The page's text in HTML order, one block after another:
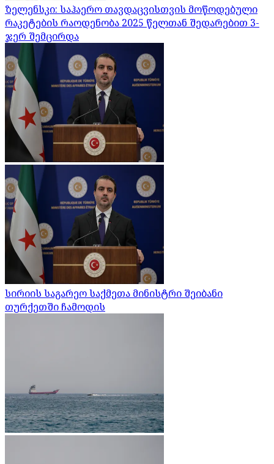
ზელენსკი: საჰაერო თავდაცვისთვის მოწოდებული
რაკეტების რაოდენობა 2025 წელთან შედარებით 3-
ჯერ შემცირდა
სირიის საგარეო საქმეთა მინისტრი შეიბანი
თურქეთში ჩამოდის